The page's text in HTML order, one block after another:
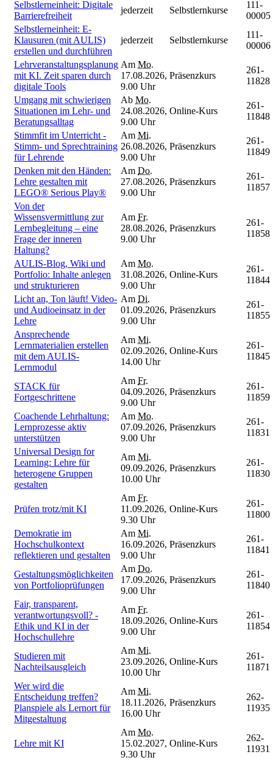
Selbstlerneinheit: Digitale
Barrierefreiheit
jederzeit Selbstlernkurse
111-
00005
Selbstlerneinheit: E-
Klausuren (mit AULIS)
erstellen und durchführen
jederzeit Selbstlernkurse
111-
00006
Lehrveranstaltungsplanung
mit KI. Zeit sparen durch
digitale Tools
Am Mo.
17.08.2026,
9.00 Uhr
Präsenzkurs
261-
11828
Umgang mit schwierigen
Situationen im Lehr- und
Beratungsalltag
Ab Mo.
24.08.2026,
9.00 Uhr
Online-Kurs
261-
11848
Stimmfit im Unterricht -
Stimm- und Sprechtraining
für Lehrende
Am Mi.
26.08.2026,
9.00 Uhr
Präsenzkurs
261-
11849
Denken mit den Händen:
Lehre gestalten mit
LEGO® Serious Play®
Am Do.
27.08.2026,
9.00 Uhr
Präsenzkurs
261-
11857
Von der
Wissensvermittlung zur
Lernbegleitung – eine
Frage der inneren
Haltung?
Am Fr.
28.08.2026,
9.00 Uhr
Präsenzkurs
261-
11858
AULIS-Blog, Wiki und
Portfolio: Inhalte anlegen
und strukturieren
Am Mo.
31.08.2026,
9.00 Uhr
Online-Kurs
261-
11844
Licht an, Ton läuft! Video-
und Audioeinsatz in der
Lehre
Am Di.
01.09.2026,
9.00 Uhr
Präsenzkurs
261-
11855
Ansprechende
Lernmaterialien erstellen
mit dem AULIS-
Lernmodul
Am Mi.
02.09.2026,
14.00 Uhr
Online-Kurs
261-
11845
STACK für
Fortgeschrittene
Am Fr.
04.09.2026,
9.00 Uhr
Präsenzkurs
261-
11859
Coachende Lehrhaltung:
Lernprozesse aktiv
unterstützen
Am Mo.
07.09.2026,
9.00 Uhr
Präsenzkurs
261-
11831
Universal Design for
Learning: Lehre für
heterogene Gruppen
gestalten
Am Mi.
09.09.2026,
10.00 Uhr
Präsenzkurs
261-
11830
Prüfen trotz/mit KI
Am Fr.
11.09.2026,
9.30 Uhr
Online-Kurs
261-
11800
Demokratie im
Hochschulkontext
reflektieren und gestalten
Am Mi.
16.09.2026,
9.00 Uhr
Präsenzkurs
261-
11841
Gestaltungsmöglichkeiten
von Portfolioprüfungen
Am Do.
17.09.2026,
9.00 Uhr
Präsenzkurs
261-
11840
Fair, transparent,
verantwortungsvoll? -
Ethik und KI in der
Hochschullehre
Am Fr.
18.09.2026,
9.00 Uhr
Online-Kurs
261-
11854
Studieren mit
Nachteilsausgleich
Am Mi.
23.09.2026,
10.00 Uhr
Online-Kurs
261-
11871
Wer wird die
Entscheidung treffen?
Planspiele als Lernort für
Mitgestaltung
Am Mi.
18.11.2026,
16.00 Uhr
Präsenzkurs
262-
11935
Lehre mit KI
Am Mo.
15.02.2027,
9.30 Uhr
Online-Kurs
262-
11931